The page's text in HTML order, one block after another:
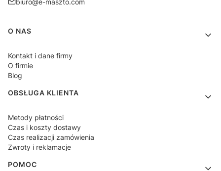
biuro@e-maszto.com
Linki w stopce
O NAS
Kontakt i dane firmy
O firmie
Blog
OBSŁUGA KLIENTA
Metody płatności
Czas i koszty dostawy
Czas realizacji zamówienia
Zwroty i reklamacje
POMOC